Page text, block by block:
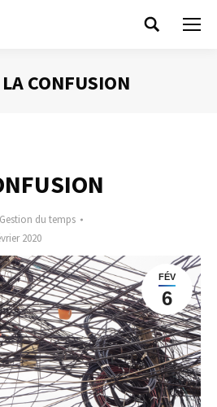
Search:
CONFUSION
Gestion du temps
2020
FÉV
6